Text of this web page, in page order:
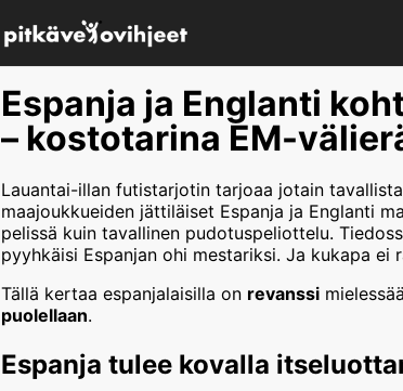
Espanja ja Englanti
– kostotarina EM-
Lauantai-illan futistarjotin tarjoaa jotain
maajoukkueiden jättiläiset Espanja ja Englanti
pelissä kuin tavallinen pudotuspeliottelu.
pyyhkäisi Espanjan ohi mestariksi. Ja kukapa ei
Tällä kertaa espanjalaisilla on revanssi
puolellaan.
Espanja tulee kovalla